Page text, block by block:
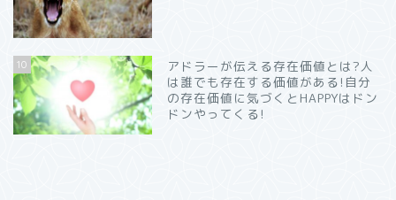
10
アドラーが伝える存在価値とは?人
は誰でも存在する価値がある!自分
の存在価値に気づくとHAPPYはドン
ドンやってくる!